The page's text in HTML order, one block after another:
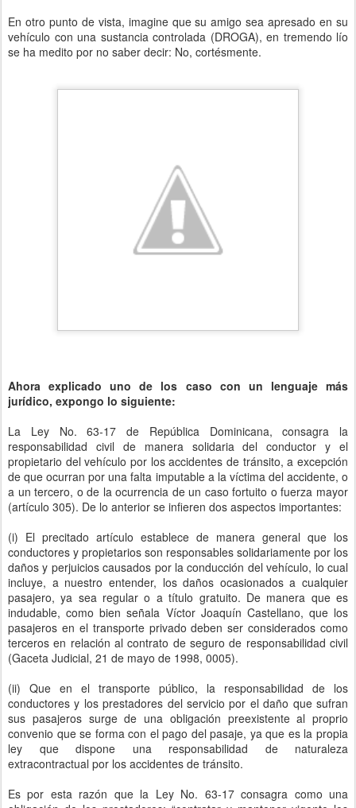
En otro punto de vista, imagine que su amigo sea apresado en su
vehículo con una sustancia controlada (DROGA), en tremendo lío
se ha medito por no saber decir: No, cortésmente.
Ahora explicado uno de los caso con un lenguaje más
jurídico, expongo lo siguiente:
La Ley No. 63-17 de República Dominicana, consagra la
responsabilidad civil de manera solidaria del conductor y el
propietario del vehículo por los accidentes de tránsito, a excepción
de que ocurran por una falta imputable a la víctima del accidente, o
a un tercero, o de la ocurrencia de un caso fortuito o fuerza mayor
(artículo 305). De lo anterior se infieren dos aspectos importantes:
(i) El precitado artículo establece de manera general que los
conductores y propietarios son responsables solidariamente por los
daños y perjuicios causados por la conducción del vehículo, lo cual
incluye, a nuestro entender, los daños ocasionados a cualquier
pasajero, ya sea regular o a título gratuito. De manera que es
indudable, como bien señala Víctor Joaquín Castellano, que los
pasajeros en el transporte privado deben ser considerados como
terceros en relación al contrato de seguro de responsabilidad civil
(Gaceta Judicial, 21 de mayo de 1998, 0005).
(ii) Que en el transporte público, la responsabilidad de los
conductores y los prestadores del servicio por el daño que sufran
sus pasajeros surge de una obligación preexistente al proprio
convenio que se forma con el pago del pasaje, ya que es la propia
ley que dispone una responsabilidad de naturaleza
extracontractual por los accidentes de tránsito.
Es por esta razón que la Ley No. 63-17 consagra como una